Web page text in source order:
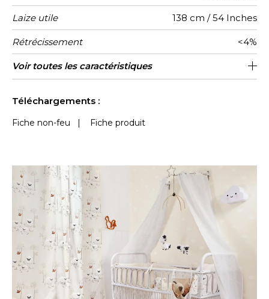
Laize utile 138 cm / 54 Inches
Rétrécissement <4%
Raccord Raccord droit
Sens De large
Poids g/m² 240
Performance
Accoustique
aw - 0.15
Usage
Entretien
Pays
d'origine
Inde
Rapport
Horizontal
23 cm / 9 Inches
Rapport
Vertical
23 cm / 9 Inches
Caractéristiques
Outdoor
Voir toutes les caractéristiques
Téléchargements :
Fiche non-feu | Fiche produit